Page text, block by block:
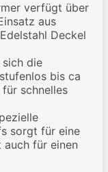
verfügt über
aus
Deckel
die
bis ca
schnelles
sorgt für eine
für einen